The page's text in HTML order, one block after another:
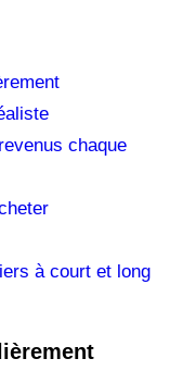
chaque
à court et long